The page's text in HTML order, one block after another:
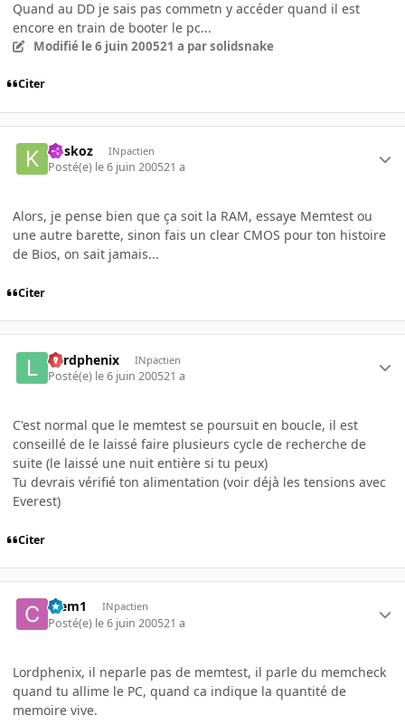
Quand au DD je sais pas commetn y accéder quand il est
encore en train de booter le pc...
Modifié le 6 juin 200521 a par solidsnake
Citer
koskoz INpactien
Posté(e) le 6 juin 200521 a
Alors, je pense bien que ça soit la RAM, essaye Memtest ou
une autre barette, sinon fais un clear CMOS pour ton histoire
de Bios, on sait jamais...
Citer
Lordphenix INpactien
Posté(e) le 6 juin 200521 a
C'est normal que le memtest se poursuit en boucle, il est
conseillé de le laissé faire plusieurs cycle de recherche de
suite (le laissé une nuit entière si tu peux)
Tu devrais vérifié ton alimentation (voir déjà les tensions avec
Everest)
Citer
Clem1 INpactien
Posté(e) le 6 juin 200521 a
Lordphenix, il neparle pas de memtest, il parle du memcheck
quand tu allime le PC, quand ca indique la quantité de
memoire vive.